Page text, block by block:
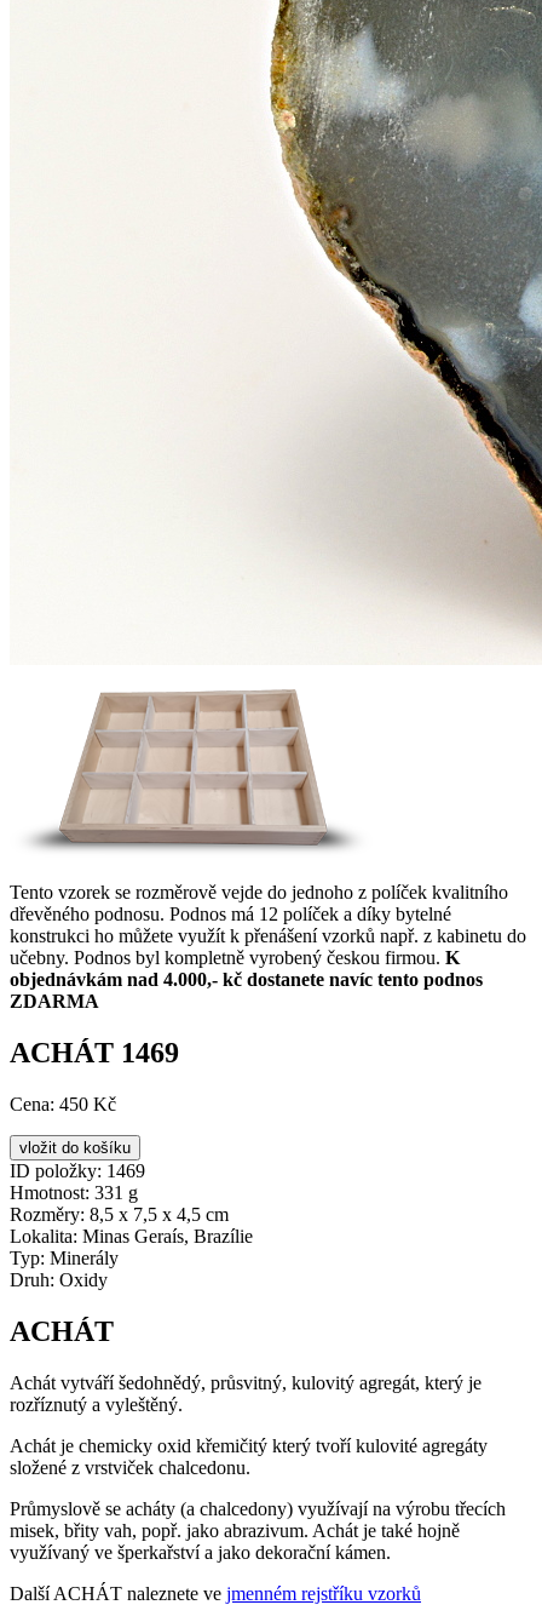
Tento vzorek se rozměrově vejde do jednoho z políček kvalitního
dřevěného podnosu. Podnos má 12 políček a díky bytelné
konstrukci ho můžete využít k přenášení vzorků např. z kabinetu do
učebny. Podnos byl kompletně vyrobený českou firmou. K
objednávkám nad 4.000,- kč dostanete navíc tento podnos
ZDARMA
ACHÁT 1469
Cena: 450 Kč
ID položky: 1469
Hmotnost: 331 g
Rozměry: 8,5 x 7,5 x 4,5 cm
Lokalita: Minas Geraís, Brazílie
Typ: Minerály
Druh: Oxidy
ACHÁT
Achát vytváří šedohnědý, průsvitný, kulovitý agregát, který je
rozříznutý a vyleštěný.
Achát je chemicky oxid křemičitý který tvoří kulovité agregáty
složené z vrstviček chalcedonu.
Průmyslově se acháty (a chalcedony) využívají na výrobu třecích
misek, břity vah, popř. jako abrazivum. Achát je také hojně
využívaný ve šperkařství a jako dekorační kámen.
Další ACHÁT naleznete ve jmenném rejstříku vzorků